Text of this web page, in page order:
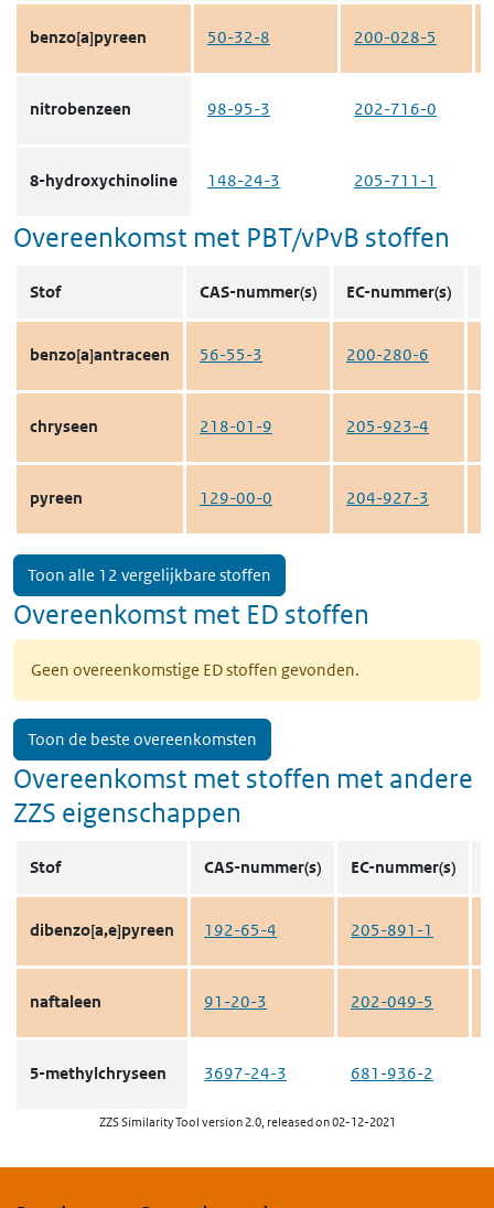
benzo[a]pyreen 50-32-8 200-028-5
nitrobenzeen 98-95-3 202-716-0
8-hydroxychinoline 148-24-3 205-711-1
Overeenkomst met PBT/vPvB stoffen
Stof CAS-nummer(s) EC-nummer(s)
benzo[a]antraceen 56-55-3 200-280-6
chryseen 218-01-9 205-923-4
pyreen 129-00-0 204-927-3
Toon alle 12 vergelijkbare stoffen
Overeenkomst met ED stoffen
Geen overeenkomstige ED stoffen gevonden.
Toon de beste overeenkomsten
Overeenkomst met stoffen met andere
ZZS eigenschappen
Stof CAS-nummer(s) EC-nummer(s)
dibenzo[a,e]pyreen 192-65-4 205-891-1
naftaleen 91-20-3 202-049-5
5-methylchryseen 3697-24-3 681-936-2
ZZS Similarity Tool version 2.0, released on 02-12-2021